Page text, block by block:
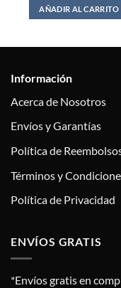
AÑADIR AL CARRITO
Información
Acerca de Nosotros
Envíos y Garantías
Política de
Términos y
Política de Privacidad
ENVÍOS GRATIS
*Envíos gratis en